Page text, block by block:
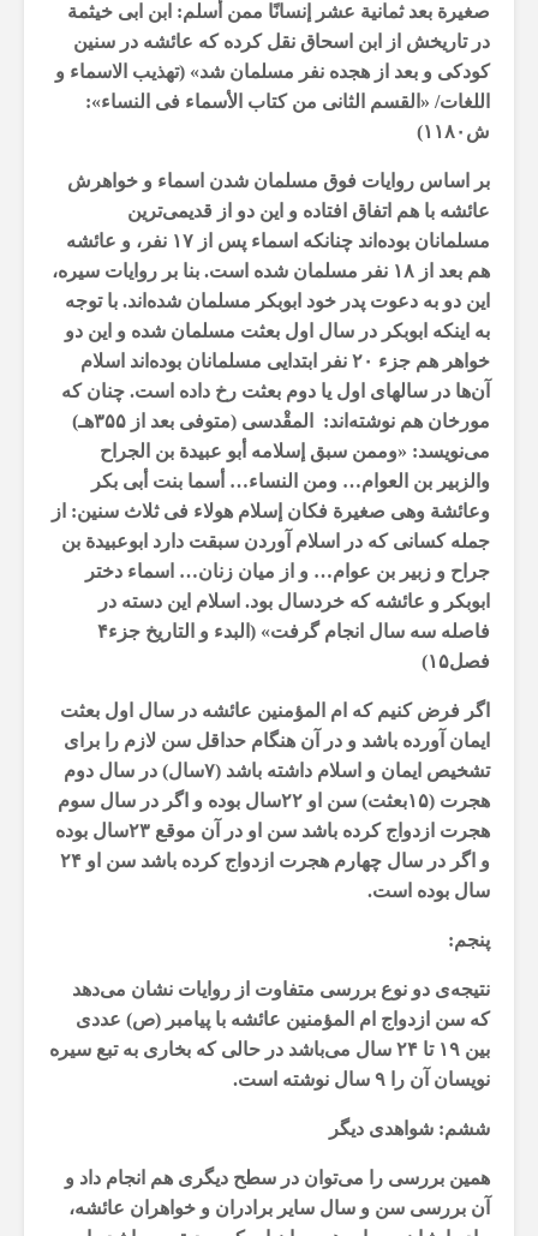
صغیرة بعد ثمانیة عشر إنسانًا ممن أسلم: ابن ابی خیثمة
در تاریخش از ابن اسحاق نقل کرده که عائشه‌ در سنین
کودکی و بعد از هجده نفر مسلمان شد» (تهذیب الاسماء و
اللغات/ «القسم الثانى من کتاب الأسماء فى النساء»:
ش۱۱۸۰)
بر اساس روایات فوق مسلمان شدن اسماء و خواهرش
عائشه‌ با هم اتفاق افتاده و این دو از قدیمی‌ترین
مسلمانان بوده‌اند چنانکه اسماء پس از ۱۷ نفر، و عائشه‌
هم بعد از ۱۸ نفر مسلمان شده است. بنا بر روایات سیره،
این دو به دعوت پدر خود ابوبکر مسلمان شده‌اند. با توجه
به اینکه ابوبکر در سال اول بعثت مسلمان شده و این دو
خواهر هم جزء ۲۰ نفر ابتدایی مسلمانان بوده‌اند اسلام
آن‌ها در سالهای اول یا دوم بعثت رخ داده است. چنان که
مورخان هم نوشته‌اند: المقْدسی (متوفی بعد از ۳۵۵هـ)
می‌نویسد: «وممن سبق إسلامه أبو عبیدة بن الجراح
والزبیر بن العوام… ومن النساء… أسما بنت أبی بکر
وعائشة وهی صغیرة فکان إسلام هولاء فی ثلاث سنین: از
جمله کسانی که در اسلام آوردن سبقت دارد ابوعبیدة بن
جراح و زبیر بن عوام… و از میان زنان… اسماء دختر
ابوبکر و عائشه‌ که خردسال بود. اسلام این دسته در
فاصله سه سال انجام گرفت» (البدء و التاریخ جزء۴
فصل۱۵)
اگر فرض کنیم که ‌ام المؤمنین عائشه‌ در سال اول بعثت
ایمان آورده باشد و در آن هنگام حداقل سن لازم را برای
تشخیص ایمان و اسلام داشته باشد (۷سال) در سال دوم
هجرت (۱۵بعثت) سن او ۲۲سال بوده و اگر در سال سوم
هجرت ازدواج کرده باشد سن او در آن موقع ۲۳سال بوده
و اگر در سال چهارم هجرت ازدواج کرده باشد سن او ۲۴
سال بوده است.
پنجم:
نتیجه‌ی دو نوع بررسی متفاوت از روایات نشان می‌دهد
که سن ازدواج ‌ام المؤمنین عائشه‌ با پیامبر (ص) عددی
بین ۱۹ تا ۲۴ سال می‌باشد در حالی که بخاری به تبع سیره
نویسان آن را ۹ سال نوشته است.
ششم: شواهدی دیگر
همین بررسی را می‌توان در سطح دیگری هم انجام داد و
آن بررسی سن و سال سایر برادران و خواهران عائشه‌،